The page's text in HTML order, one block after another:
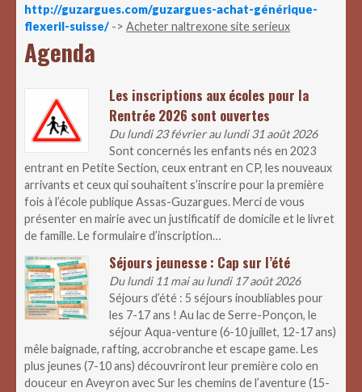
http://guzargues.com/guzargues-achat-générique-
flexeril-suisse/ -> Acheter naltrexone site serieux
Agenda
Les inscriptions aux écoles pour la
Rentrée 2026 sont ouvertes
Du lundi 23 février au lundi 31 août 2026
Sont concernés les enfants nés en 2023
entrant en Petite Section, ceux entrant en CP, les nouveaux
arrivants et ceux qui souhaitent s’inscrire pour la première
fois à l’école publique Assas-Guzargues. Merci de vous
présenter en mairie avec un justificatif de domicile et le livret
de famille. Le formulaire d’inscription…
Séjours jeunesse : Cap sur l’été
Du lundi 11 mai au lundi 17 août 2026
Séjours d’été : 5 séjours inoubliables pour
les 7-17 ans ! Au lac de Serre-Ponçon, le
séjour Aqua-venture (6-10 juillet, 12-17 ans)
mêle baignade, rafting, accrobranche et escape game. Les
plus jeunes (7-10 ans) découvriront leur première colo en
douceur en Aveyron avec Sur les chemins de l’aventure (15-